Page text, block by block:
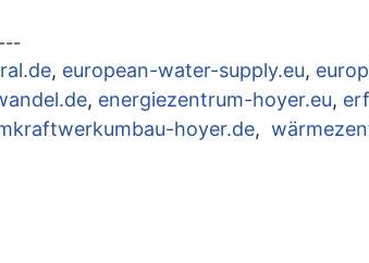
, european-water-supply.eu,
, energiezentrum-hoyer.eu,
hoyer.de,